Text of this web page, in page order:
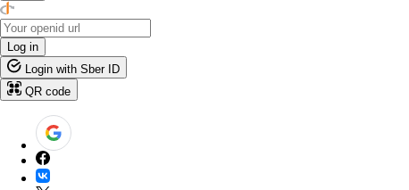
Log in
Login with Sber ID
QR code